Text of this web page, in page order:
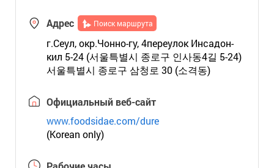
Адрес Поиск маршрута
г.Сеул, окр.Чонно-гу, 4переулок Инсадон-
кил 5-24 (서울특별시 종로구 인사동4길 5-24)
서울특별시 종로구 삼청로 30 (소격동)
Официальный веб-сайт
www.foodsidae.com/dure
(Korean only)